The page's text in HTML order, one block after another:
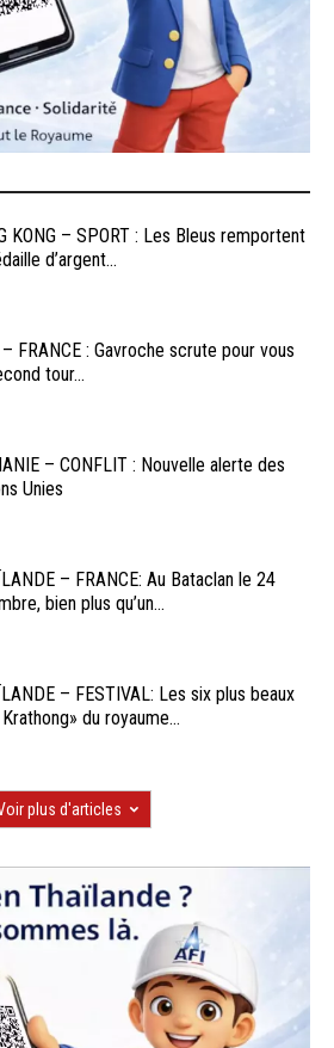
KONG – SPORT : Les Bleus remportent
d’argent...
FRANCE : Gavroche scrute pour vous
tour...
– CONFLIT : Nouvelle alerte des
Unies
– FRANCE: Au Bataclan le 24
bien plus qu’un...
– FESTIVAL: Les six plus beaux
du royaume...
plus d'articles